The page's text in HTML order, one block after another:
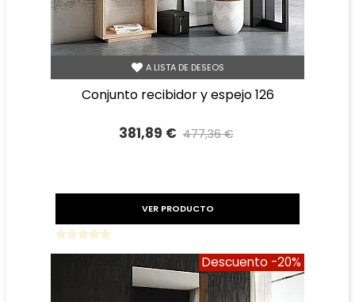
A LISTA DE DESEOS
conjunto recibidor y espejo 126
381,89 € 477,36 €
VER PRODUCTO
Descuento -20%